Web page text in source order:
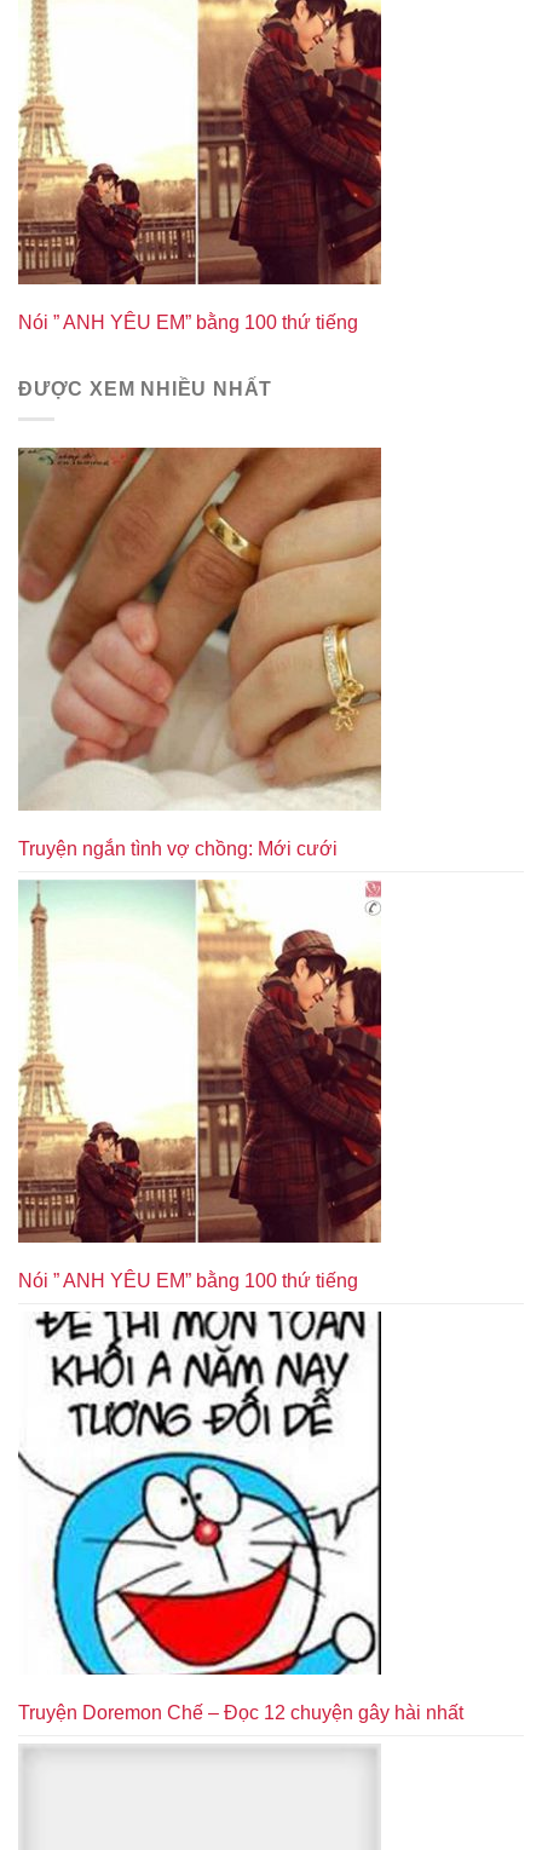
Nói ” ANH YÊU EM” bằng 100 thứ tiếng
ĐƯỢC XEM NHIỀU NHẤT
Truyện ngắn tình vợ chồng: Mới cưới
Nói ” ANH YÊU EM” bằng 100 thứ tiếng
Truyện Doremon Chế – Đọc 12 chuyện gây hài nhất